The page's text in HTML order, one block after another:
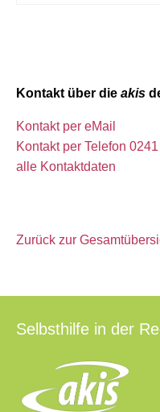
Kontakt über die akis
Kontakt per eMail
Kontakt per Telefon
alle Kontaktdaten
Zurück zur
Selbsthilfe in der